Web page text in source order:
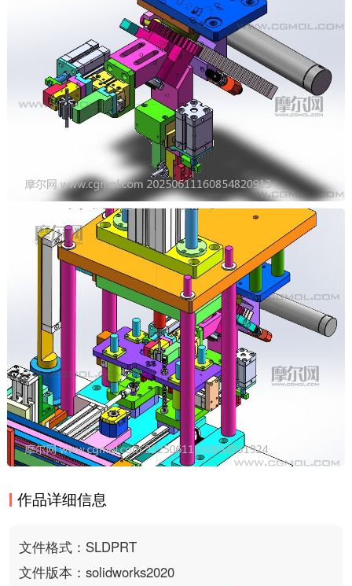
作品详细信息
文件格式：SLDPRT
文件版本：solidworks2020